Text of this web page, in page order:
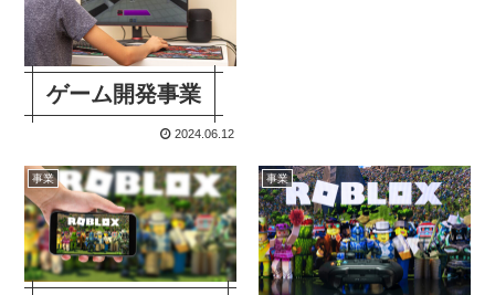
ゲーム開発事業
2024.06.12
事業 事業